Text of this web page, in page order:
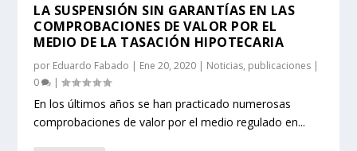
LA SUSPENSIÓN SIN GARANTÍAS EN LAS
COMPROBACIONES DE VALOR POR EL
MEDIO DE LA TASACIÓN HIPOTECARIA
por Eduardo Fabado | Ene 20, 2020 | Noticias, publicaciones |
0
|
En los últimos años se han practicado numerosas
comprobaciones de valor por el medio regulado en...